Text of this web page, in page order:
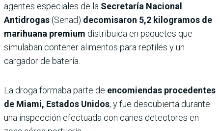
agentes especiales de la Secretaría Nacional
Antidrogas(Senad) decomisaron 5,2 kilogramos de
marihuana premium distribuida en paquetes que
simulaban contener alimentos para reptiles y un
cargador de batería.
La droga formaba parte de encomiendas procedentes
de Miami, Estados Unidos, y fue descubierta durante
una inspección efectuada con canes detectores en